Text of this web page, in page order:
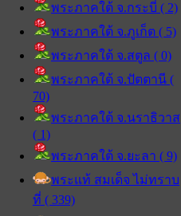
พระภาคใต้ จ.กระบี่ ( 2)
พระภาคใต้ จ.ภูเก็ต ( 5)
พระภาคใต้ จ.สตูล ( 0)
พระภาคใต้ จ.ปัตตานี (
70)
พระภาคใต้ จ.นราธิวาส
( 1)
พระภาคใต้ จ.ยะลา ( 9)
พระแท้ สมเด็จ ไม่ทราบ
ที่ ( 339)